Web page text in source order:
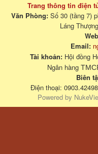
Trang thông tin điện
Văn Phòng: Số 30 (tầng 7)
Láng
Email:
Tài khoản: Hội đồng
Ngân hàng
Biên
Điện thoại:
Powered by